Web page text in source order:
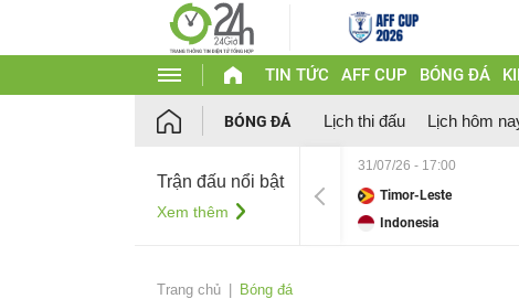
TIN TỨC AFF CUP BÓNG ĐÁ
BÓNG ĐÁ Lịch thi đấu Lịch hôm
Trận đấu nổi bật
Xem thêm
31/07/26 - 17:00
Timor-Leste
Indonesia
Trang chủ Bóng đá